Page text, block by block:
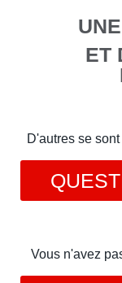
ET
D'autres se
Vous n'avez